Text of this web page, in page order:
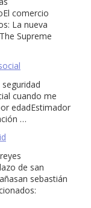
comercio
La nueva
Supreme
cuando me
edadEstimador
…
de san
sebastián